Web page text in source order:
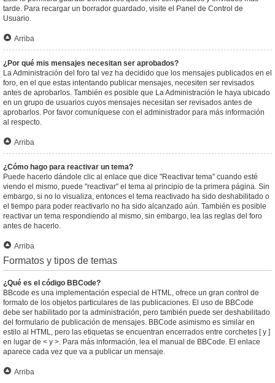
tarde. Para recargar un borrador guardado, visite el Panel de Control de
Usuario.
Arriba
¿Por qué mis mensajes necesitan ser aprobados?
La Administración del foro tal vez ha decidido que los mensajes publicados en el
foro, en el que estas intentando publicar mensajes, necesiten ser revisados
antes de aprobarlos. También es posible que La Administración le haya ubicado
en un grupo de usuarios cuyos mensajes necesitan ser revisados antes de
aprobarlos. Por favor comuníquese con el administrador para más información
al respecto.
Arriba
¿Cómo hago para reactivar un tema?
Puede hacerlo dándole clic al enlace que dice "Reactivar tema" cuando esté
viendo el mismo, puede "reactivar" el tema al principio de la primera página. Sin
embargo, si no lo visualiza, entonces el tema reactivado ha sido deshabilitado o
el tiempo para poder reactivarlo no ha sido alcanzado aún. También es posible
reactivar un tema respondiendo al mismo, sin embargo, lea las reglas del foro
antes de hacerlo.
Arriba
Formatos y tipos de temas
¿Qué es el código BBCode?
BBcode es una implementación especial de HTML, ofrece un gran control de
formato de los objetos particulares de las publicaciones. El uso de BBCode
debe ser habilitado por la administración, pero también puede ser deshabilitado
del formulario de publicación de mensajes. BBCode asimismo es similar en
estilo al HTML, pero las etiquetas se encuentran encerrados entre corchetes [ y ]
en lugar de < y >. Para más información, lea el manual de BBCode. El enlace
aparece cada vez que va a publicar un mensaje.
Arriba